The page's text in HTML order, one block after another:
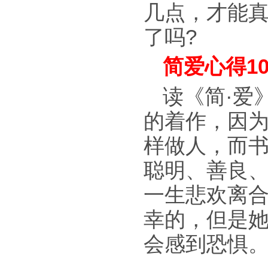
几点，才能
了吗?
简爱心得
读《简·爱
的着作，因
样做人，而
聪明、善良
一生悲欢离
幸的，但是
会感到恐惧